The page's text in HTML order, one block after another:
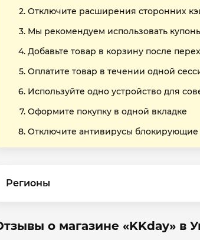
Отключите расширения сторонних
Мы рекомендуем использовать
Добавьте товар в корзину после
Оплатите товар в течении одной
Используйте одно устройство для
Оформите покупку в одной вкладке
Отключите антивирусы
Регионы
о магазине «KKday» в